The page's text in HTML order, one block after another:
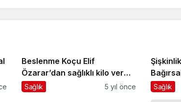
Beslenme Koçu Elif
Özarar’dan sağlıklı kilo verme
tüyoları
Sağlık 5 yıl önce Sağlık